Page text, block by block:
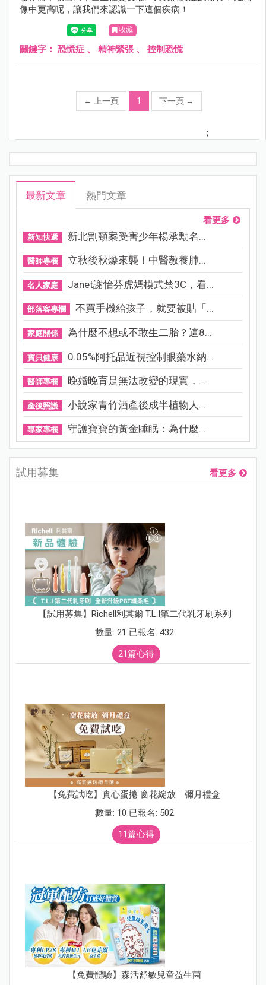
像中更高呢，讓我們來認識一下這個疾病！
收藏
關鍵字： 恐慌症 、 精神緊張 、 控制恐慌
← 上一頁 1 下一頁 →
;
最新文章 熱門文章
看更多
新知快遞 新北割頸案受害少年楊承勳名...
醫師專欄 立秋後秋燥來襲！中醫教養肺...
名人家庭 Janet謝怡芬虎媽模式禁3C，看...
部落客專欄 不買手機給孩子，就要被貼「...
家庭關係 為什麼不想或不敢生二胎？這8...
寶貝健康 0.05%阿托品近視控制眼藥水納...
醫師專欄 晚婚晚育是無法改變的現實，...
產後照護 小說家青竹酒產後成半植物人...
專家專欄 守護寶寶的黃金睡眠：為什麼...
試用募集 看更多
【試用募集】Richell利其爾 T.L.I第二代乳牙刷系列
數量: 21 已報名: 432
21篇心得
【免費試吃】實心蛋捲 窗花綻放｜彌月禮盒
數量: 10 已報名: 502
11篇心得
【免費體驗】森活舒敏兒童益生菌